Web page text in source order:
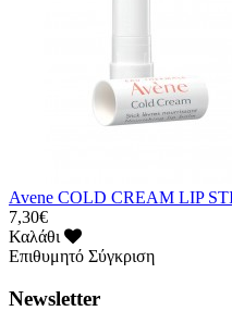
Avene COLD CREAM LIP
7,30€
Καλάθι
Επιθυμητό Σύγκριση
Newsletter